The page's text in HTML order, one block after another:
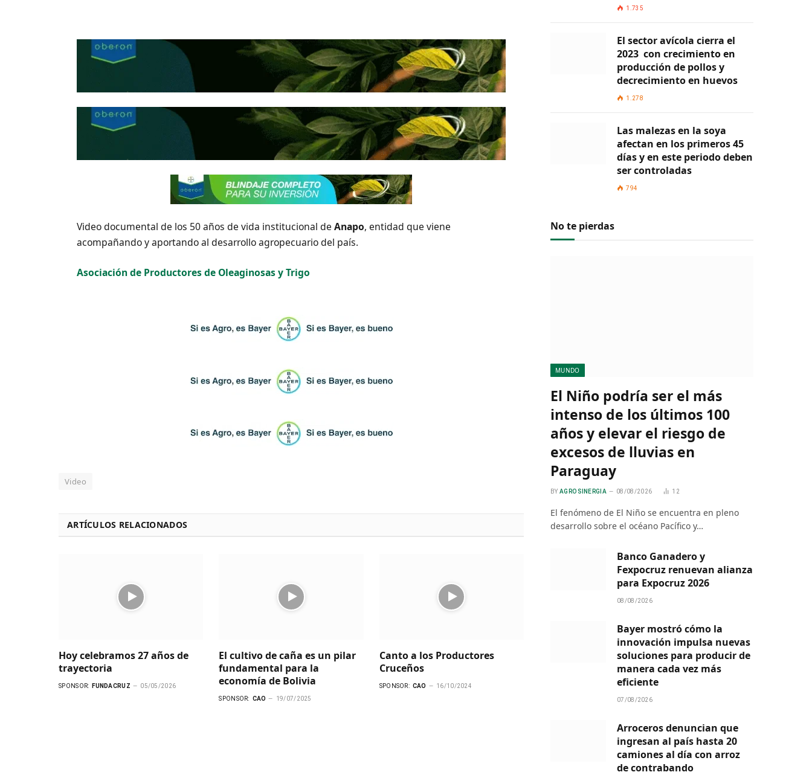
Video documental de los 50 años de vida institucional deAnapo, entidad que viene
acompañando y aportando al desarrollo agropecuario del país.
Asociación de Productores de Oleaginosas y Trigo
Video
ARTÍCULOS RELACIONADOS
Hoy celebramos 27 años de
trayectoria
SPONSOR: FUNDACRUZ 05/05/2026
El cultivo de caña es un pilar
fundamental para la
economía de Bolivia
SPONSOR: CAO 19/07/2025
Canto a los Productores
Cruceños
SPONSOR: CAO 16/10/2024
1.735
El sector avícola cierra el
2023 con crecimiento en
producción de pollos y
decrecimiento en huevos
1.278
Las malezas en la soya
afectan en los primeros 45
días y en este periodo deben
ser controladas
794
No te pierdas
MUNDO
El Niño podría ser el más
intenso de los últimos 100
años y elevar el riesgo de
excesos de lluvias en
Paraguay
BY AGRO SINERGIA 08/08/2026 12
El fenómeno de El Niño se encuentra en pleno
desarrollo sobre el océano Pacífico y…
Banco Ganadero y
Fexpocruz renuevan alianza
para Expocruz 2026
08/08/2026
Bayer mostró cómo la
innovación impulsa nuevas
soluciones para producir de
manera cada vez más
eficiente
07/08/2026
Arroceros denuncian que
ingresan al país hasta 20
camiones al día con arroz
de contrabando